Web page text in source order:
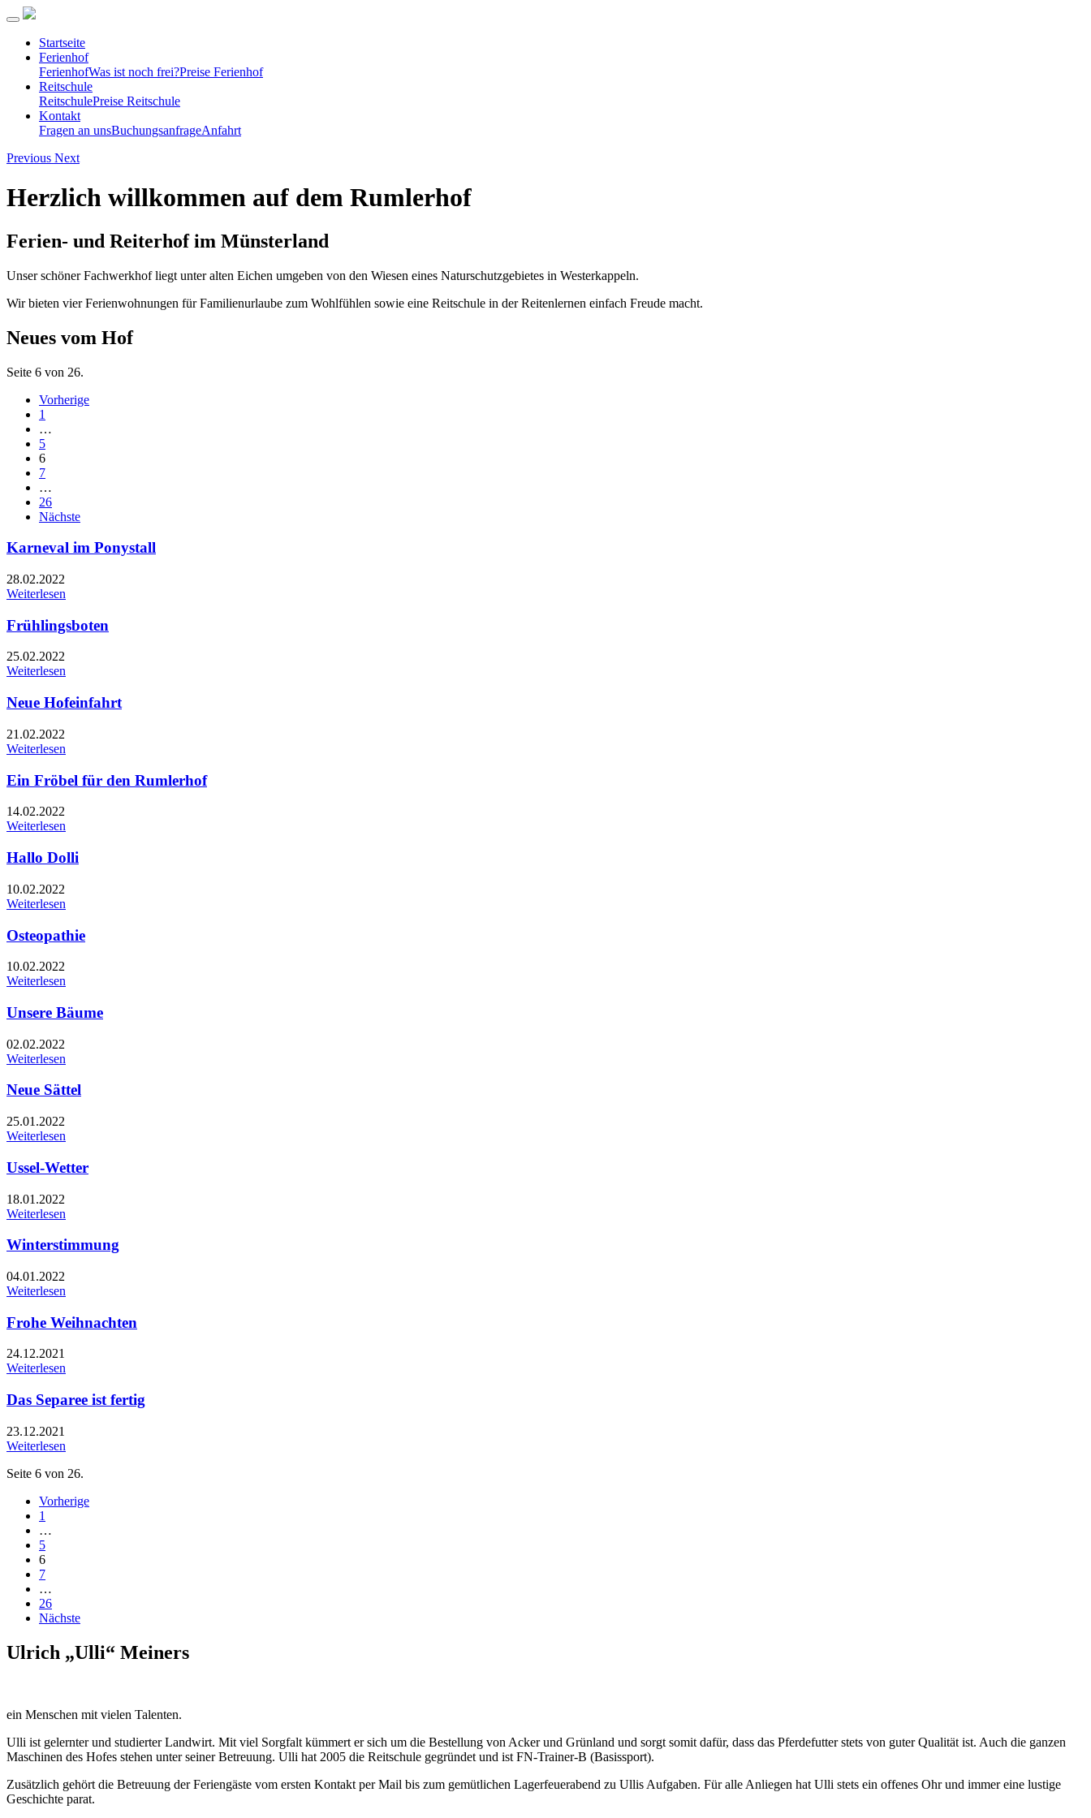
Startseite
Ferienhof
FerienhofWas ist noch frei?Preise Ferienhof
Reitschule
ReitschulePreise Reitschule
Kontakt
Fragen an unsBuchungsanfrageAnfahrt
Previous Next
Herzlich willkommen auf dem Rumlerhof
Ferien- und Reiterhof im Münsterland
Unser schöner Fachwerkhof liegt unter alten Eichen umgeben von den Wiesen eines Naturschutzgebietes in Westerkappeln.
Wir bieten vier Ferienwohnungen für Familienurlaube zum Wohlfühlen sowie eine Reitschule in der Reitenlernen einfach Freude macht.
Neues vom Hof
Seite 6 von 26.
Vorherige
1
…
5
6
7
…
26
Nächste
Karneval im Ponystall
28.02.2022
Weiterlesen
Frühlingsboten
25.02.2022
Weiterlesen
Neue Hofeinfahrt
21.02.2022
Weiterlesen
Ein Fröbel für den Rumlerhof
14.02.2022
Weiterlesen
Hallo Dolli
10.02.2022
Weiterlesen
Osteopathie
10.02.2022
Weiterlesen
Unsere Bäume
02.02.2022
Weiterlesen
Neue Sättel
25.01.2022
Weiterlesen
Ussel-Wetter
18.01.2022
Weiterlesen
Winterstimmung
04.01.2022
Weiterlesen
Frohe Weihnachten
24.12.2021
Weiterlesen
Das Separee ist fertig
23.12.2021
Weiterlesen
Seite 6 von 26.
Vorherige
1
…
5
6
7
…
26
Nächste
Ulrich „Ulli“ Meiners
ein Menschen mit vielen Talenten.
Ulli ist gelernter und studierter Landwirt. Mit viel Sorgfalt kümmert er sich um die Bestellung von Acker und Grünland und sorgt somit dafür, dass das Pferdefutter stets von guter Qualität ist. Auch die ganzen
Maschinen des Hofes stehen unter seiner Betreuung. Ulli hat 2005 die Reitschule gegründet und ist FN-Trainer-B (Basissport).
Zusätzlich gehört die Betreuung der Feriengäste vom ersten Kontakt per Mail bis zum gemütlichen Lagerfeuerabend zu Ullis Aufgaben. Für alle Anliegen hat Ulli stets ein offenes Ohr und immer eine lustige
Geschichte parat.